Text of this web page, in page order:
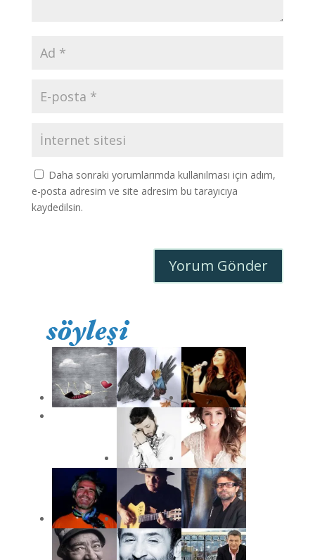
Daha sonraki yorumlarımda kullanılması için adım,
e-posta adresim ve site adresim bu tarayıcıya
kaydedilsin.